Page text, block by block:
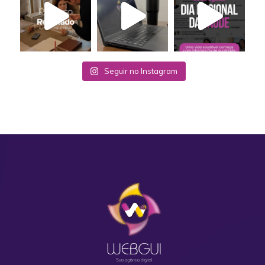
Seguir no Instagram